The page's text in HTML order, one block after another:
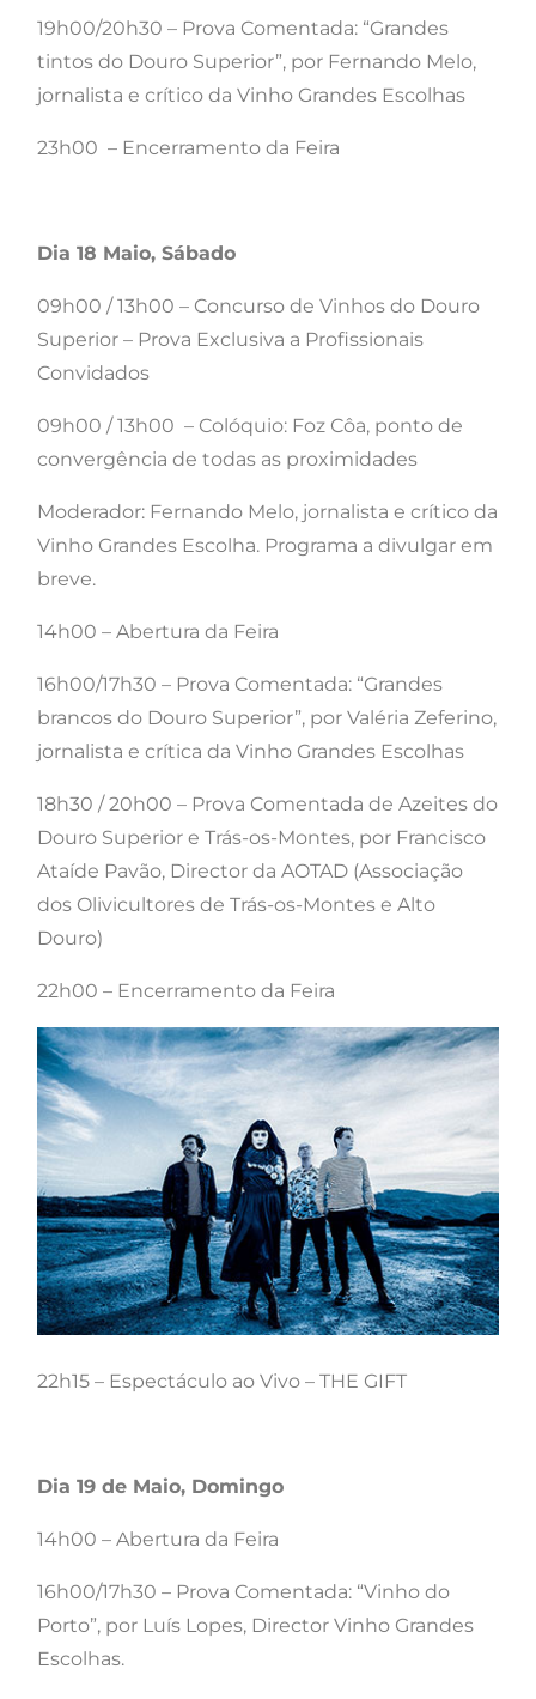
19h00/20h30 – Prova Comentada: “Grandes
tintos do Douro Superior”, por Fernando Melo,
jornalista e crítico da Vinho Grandes Escolhas
23h00 – Encerramento da Feira
Dia 18 Maio, Sábado
09h00 / 13h00 – Concurso de Vinhos do Douro
Superior – Prova Exclusiva a Profissionais
Convidados
09h00 / 13h00 – Colóquio: Foz Côa, ponto de
convergência de todas as proximidades
Moderador: Fernando Melo, jornalista e crítico da
Vinho Grandes Escolha. Programa a divulgar em
breve.
14h00 – Abertura da Feira
16h00/17h30 – Prova Comentada: “Grandes
brancos do Douro Superior”, por Valéria Zeferino,
jornalista e crítica da Vinho Grandes Escolhas
18h30 / 20h00 – Prova Comentada de Azeites do
Douro Superior e Trás-os-Montes, por Francisco
Ataíde Pavão, Director da AOTAD (Associação
dos Olivicultores de Trás-os-Montes e Alto
Douro)
22h00 – Encerramento da Feira
22h15 – Espectáculo ao Vivo – THE GIFT
Dia 19 de Maio, Domingo
14h00 – Abertura da Feira
16h00/17h30 – Prova Comentada: “Vinho do
Porto”, por Luís Lopes, Director Vinho Grandes
Escolhas.